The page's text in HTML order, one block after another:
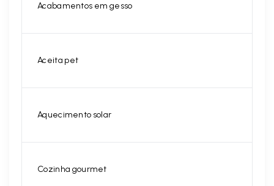
Acabamentos em gesso
Aceita pet
Aquecimento solar
Cozinha gourmet